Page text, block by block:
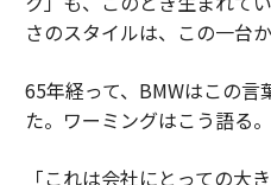
さのスタイルは、この一台
65年経って、BMWはこの
た。ワーミングはこう語る。
「これは会社にとっての大